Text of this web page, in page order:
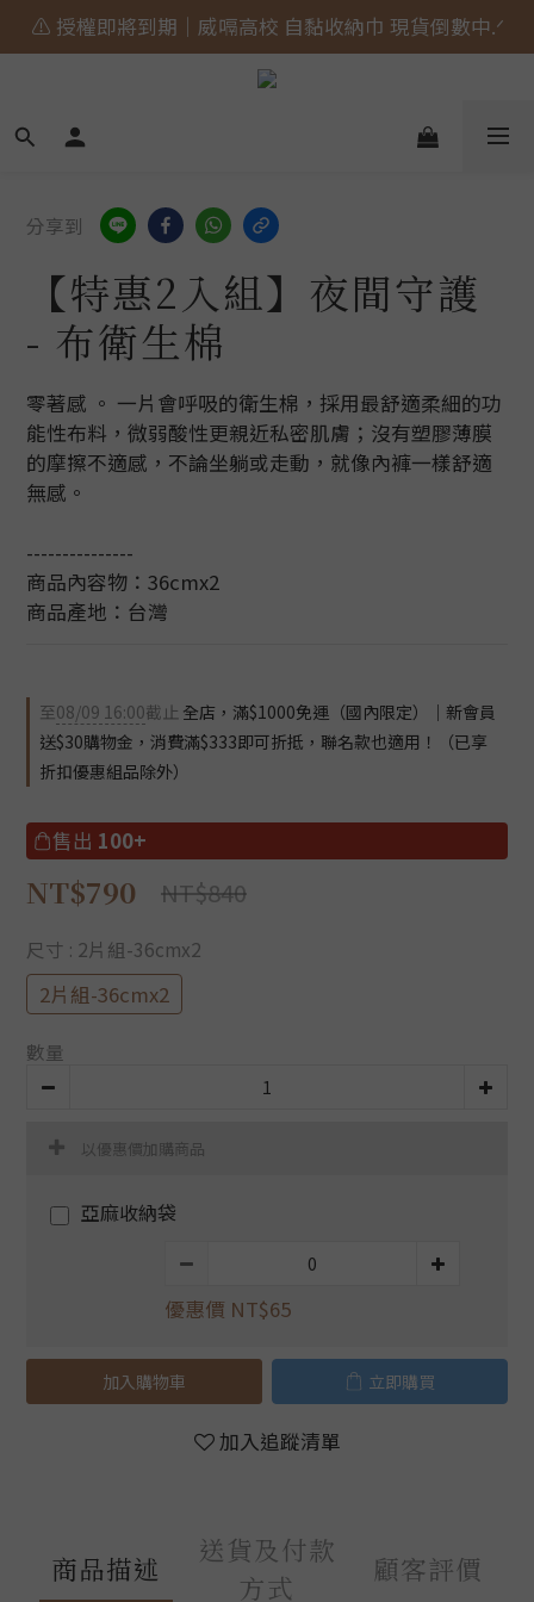
🎀 蝴蝶結貓貓的大人系日常 新上市⋆˚𝜗𝜚˚⋆
⚠️ 授權即將到期｜威嗝高校 自黏收納巾 現貨倒數中.ᐟ
🎀 蝴蝶結貓貓的大人系日常 新上市⋆˚𝜗𝜚˚⋆
分享到
【特惠2入組】夜間守護
- 布衛生棉
零著感 。 一片會呼吸的衛生棉，採用最舒適柔細的功
能性布料，微弱酸性更親近私密肌膚；沒有塑膠薄膜
的摩擦不適感，不論坐躺或走動，就像內褲一樣舒適
無感。
---------------
商品內容物：36cmx2
商品產地：台灣
至08/09 16:00截止 全店，滿$1000免運（國內限定）｜新會員
送$30購物金，消費滿$333即可折抵，聯名款也適用！（已享
折扣優惠組品除外）
售出 100+
NT$790 NT$840
尺寸 : 2片組-36cmx2
2片組-36cmx2
數量
以優惠價加購商品
亞麻收納袋
優惠價 NT$65
加入購物車 立即購買
加入追蹤清單
商品描述
送貨及付款
方式
顧客評價